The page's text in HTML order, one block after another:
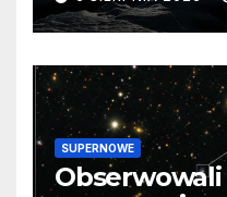
SUPERNOWE